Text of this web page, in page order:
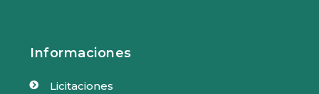
Informaciones
 Licitaciones